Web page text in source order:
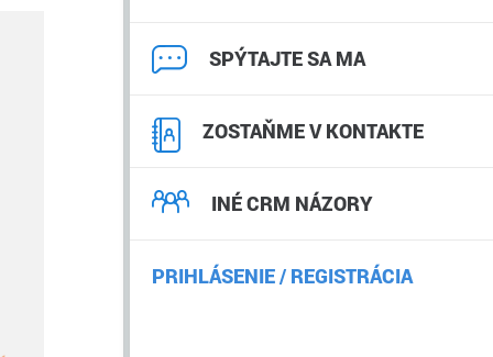
SPÝTAJTE SA MA
ZOSTAŇME V KONTAKTE
INÉ CRM NÁZORY
PRIHLÁSENIE / REGISTRÁCIA